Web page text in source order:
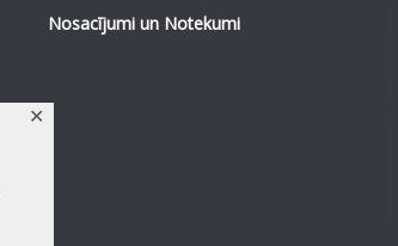
✕
Nosacījumi un Notekumi